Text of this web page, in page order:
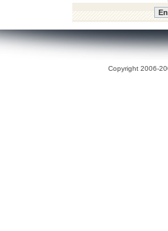
Copyright 2006-